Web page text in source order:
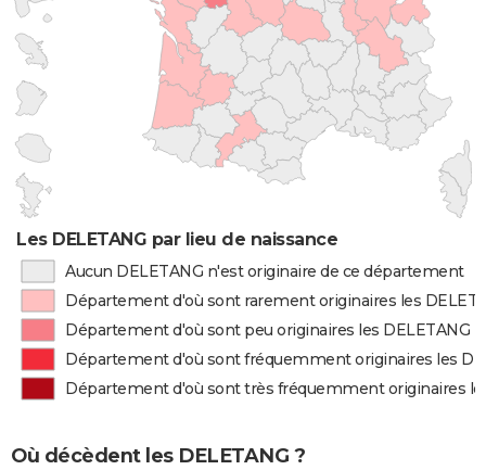
Les DELETANG par lieu de naissance
Aucun DELETANG n'est originaire de ce département
Département d'où sont rarement originaires les
Département d'où sont peu originaires les DELETANG
Département d'où sont fréquemment originaires les
Département d'où sont très fréquemment originaires
Où décèdent les DELETANG ?